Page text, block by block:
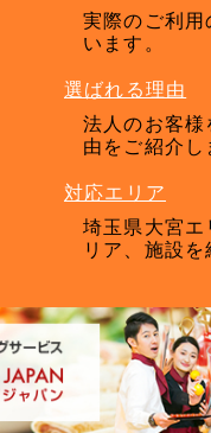
実際のご利
います。
選ばれる理由
法人のお客
由をご紹介し
対応エリア
埼玉県大宮
リア、施設を